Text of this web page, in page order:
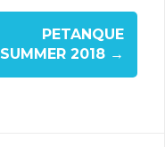
PETANQUE
SUMMER 2018 →